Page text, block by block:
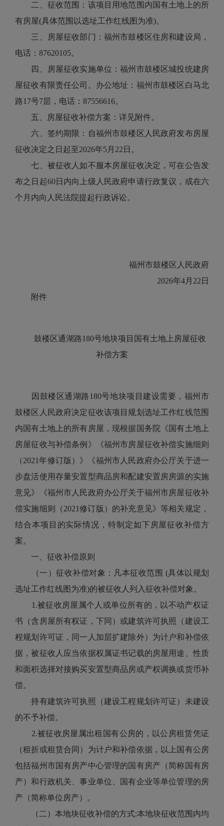
二、征收范围：该项目用地范围内国有土地上的所
有房屋(具体范围以选址工作红线图为准)。
三、房屋征收部门：福州市鼓楼区住房和建设局，
电话：87620105。
四、房屋征收实施单位：福州市鼓楼区城投统建房
屋征收有限责任公司。办公地址：福州市鼓楼区白马北
路17号7层，电话：87556616。
五、房屋征收补偿方案：详见附件。
六、签约期限：自福州市鼓楼区人民政府发布房屋
征收决定之日起至2026年5月22日。
七、被征收人如不服本房屋征收决定，可在公告发
布之日起60日内向上级人民政府申请行政复议，或在六
个月内向人民法院提起行政诉讼。
福州市鼓楼区人民政府
2026年4月22日
附件
鼓楼区通湖路180号地块项目国有土地上 房屋征收
补偿方案
因鼓楼区通湖路180号地块项目建设需要，福州市
鼓楼区人民政府决定征收该项目规划选址工作红线范围
内国有土地上的所有房屋，现根据国务院《国有土地上
房屋征收与补偿条例》《福州市房屋征收补偿实施细则
（2021年修订版）》《福州市人民政府办公厅关于进一
步盘活使用存量安置型商品房和配建安置房房源的实施
意见》《福州市人民政府办公厅关于福州市房屋征收补
偿实施细则（2021修订版）的补充意见》等相关规定，
结合本项目的实际情况，特制定如下房屋征收补偿方
案。
一、征收补偿原则
（一）征收补偿对象：凡本征收范围 (具体以规划
选址工作红线图为准)的被征收人列入征收补偿对象。
1.被征收房屋属个人或单位所有的，以不动产权证
书（含房屋所有权证，下同）或建筑许可执照（建设工
程规划许可证，同一人加层扩建除外）为计户和补偿依
据，被征收人应当依据权属证书记载的房屋用途、性质
和面积选择对接购买安置型商品房或产权调换或货币补
偿。
持有建筑许可执照（建设工程规划许可证）未建设
的不予补偿。
2.被征收房屋属出租国有公房的，以公房租赁凭证
（租折或租赁合同）为计户和补偿依据，以上国有公房
包括福州市国有房产中心管理的国有房产（简称国有房
产）和行政机关、事业单位、国有企业等单位管理的房
产（简称单位房产）。
（二）本地块征收补偿的方式:本地块征收范围内均